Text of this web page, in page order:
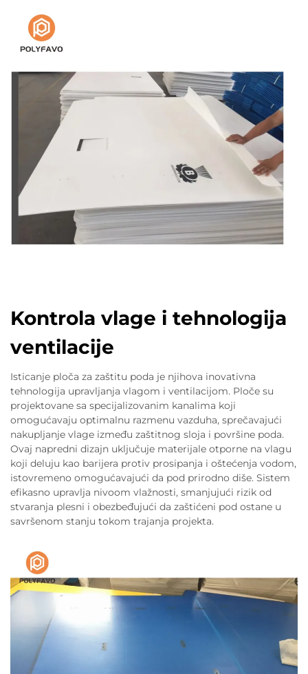
Kontrola vlage i tehnologija
ventilacije
Isticanje ploča za zaštitu poda je njihova inovativna
tehnologija upravljanja vlagom i ventilacijom. Ploče su
projektovane sa specijalizovanim kanalima koji
omogućavaju optimalnu razmenu vazduha, sprečavajući
nakupljanje vlage između zaštitnog sloja i površine poda.
Ovaj napredni dizajn uključuje materijale otporne na vlagu
koji deluju kao barijera protiv prosipanja i oštećenja vodom,
istovremeno omogućavajući da pod prirodno diše. Sistem
efikasno upravlja nivoom vlažnosti, smanjujući rizik od
stvaranja plesni i obezbeđujući da zaštićeni pod ostane u
savršenom stanju tokom trajanja projekta.